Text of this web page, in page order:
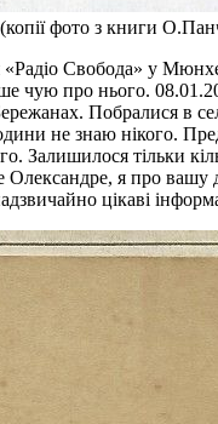
(копії фото з книги
Свобода» у
чую про нього.
Побралися в
не знаю нікого.
Залишилося тільки
я про вашу
цікаві